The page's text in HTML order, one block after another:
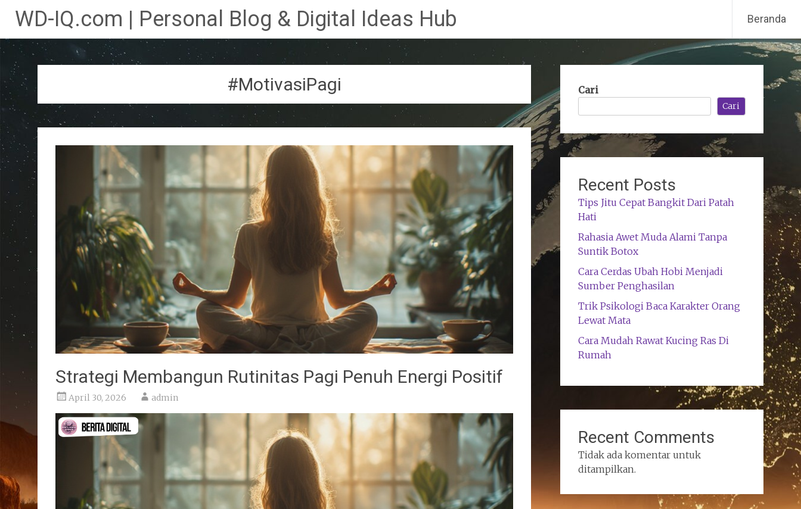
Lompat
konten
WD-IQ.com | Personal Blog & Digital Ideas Hub Beranda
#MotivasiPagi
Strategi Membangun Rutinitas Pagi Penuh Energi Positif
April 30, 2026 admin
Cari
Cari
Recent Posts
Tips Jitu Cepat Bangkit Dari Patah
Hati
Rahasia Awet Muda Alami Tanpa
Suntik Botox
Cara Cerdas Ubah Hobi Menjadi
Sumber Penghasilan
Trik Psikologi Baca Karakter Orang
Lewat Mata
Cara Mudah Rawat Kucing Ras Di
Rumah
Recent Comments
Tidak ada komentar untuk
ditampilkan.